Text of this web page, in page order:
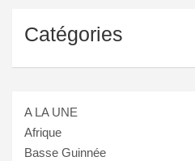
Catégories
A LA UNE
Afrique
Basse Guinnée